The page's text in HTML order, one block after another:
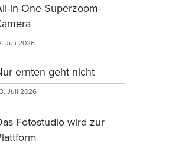
in-One-Superzoom-
Juli 2026
ernten geht nicht
Juli 2026
Fotostudio wird zur